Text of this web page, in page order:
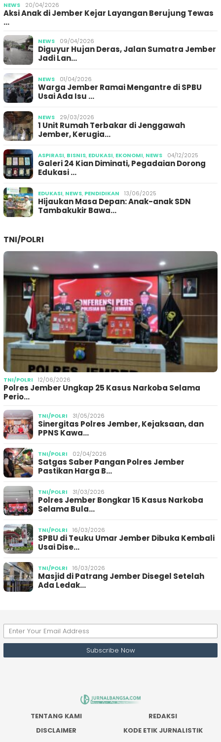
NEWS 20/04/2026
Aksi Anak di Jember Kejar Layangan Berujung Tewas
…
NEWS 09/04/2026
Diguyur Hujan Deras, Jalan Sumatra Jember
Jadi Lan…
NEWS 01/04/2026
Warga Jember Ramai Mengantre di SPBU
Usai Ada Isu …
NEWS 29/03/2026
1 Unit Rumah Terbakar di Jenggawah
Jember, Kerugia…
ASPIRASI, BISNIS, EDUKASI, EKONOMI, NEWS 04/12/2025
Galeri 24 Kian Diminati, Pegadaian Dorong
Edukasi …
EDUKASI, NEWS, PENDIDIKAN 13/06/2025
Hijaukan Masa Depan: Anak-anak SDN
Tambakukir Bawa…
TNI/POLRI
TNI/POLRI 12/06/2026
Polres Jember Ungkap 25 Kasus Narkoba Selama
Perio…
TNI/POLRI 31/05/2026
Sinergitas Polres Jember, Kejaksaan, dan
PPNS Kawa…
TNI/POLRI 02/04/2026
Satgas Saber Pangan Polres Jember
Pastikan Harga B…
TNI/POLRI 31/03/2026
Polres Jember Bongkar 15 Kasus Narkoba
Selama Bula…
TNI/POLRI 16/03/2026
SPBU di Teuku Umar Jember Dibuka Kembali
Usai Dise…
TNI/POLRI 16/03/2026
Masjid di Patrang Jember Disegel Setelah
Ada Ledak…
TENTANG KAMI
REDAKSI
DISCLAIMER
KODE ETIK JURNALISTIK